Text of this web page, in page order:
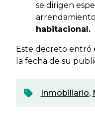
se dirigen
habitacional.
Este decreto entró
la fecha de su
Inmobiliario,